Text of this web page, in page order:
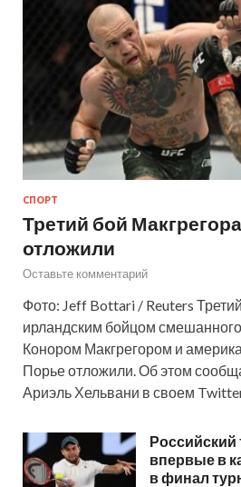
СПОРТ
Третий бой
отложили
Оставьте комментарий
Фото: Jeff Bottari / Reuters
ирландским бойцом
Конором Макгрегором и
Порье отложили. Об этом
Ариэль Хельвани в своем
Российский
впервые в
в финал